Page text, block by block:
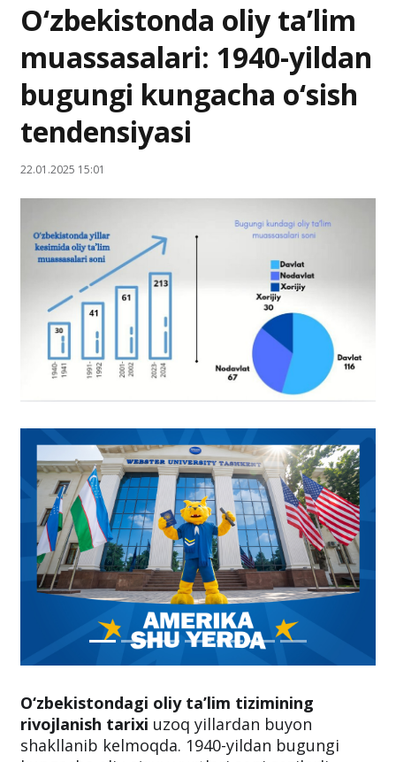
O‘zbekistonda oliy ta’lim
muassasalari: 1940-yildan
bugungi kungacha o‘sish
tendensiyasi
22.01.2025 15:01
O‘zbekistondagi oliy ta’lim tizimining
rivojlanish tarixi uzoq yillardan buyon
shakllanib kelmoqda. 1940-yildan bugungi